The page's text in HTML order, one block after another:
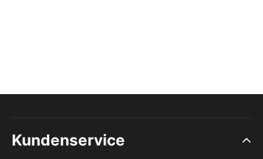
Kundenservice